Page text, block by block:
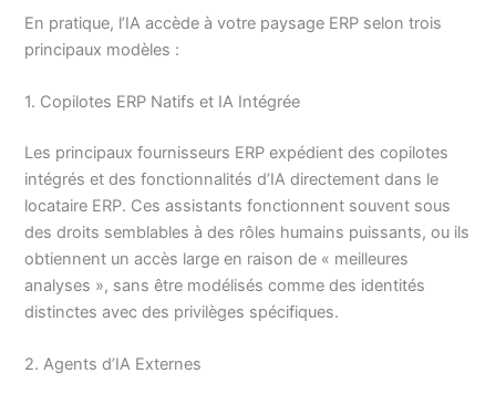
En pratique, l’IA accède à votre paysage ERP selon trois
principaux modèles :
1. Copilotes ERP Natifs et IA Intégrée
Les principaux fournisseurs ERP expédient des copilotes
intégrés et des fonctionnalités d’IA directement dans le
locataire ERP. Ces assistants fonctionnent souvent sous
des droits semblables à des rôles humains puissants, ou ils
obtiennent un accès large en raison de « meilleures
analyses », sans être modélisés comme des identités
distinctes avec des privilèges spécifiques.
2. Agents d’IA Externes